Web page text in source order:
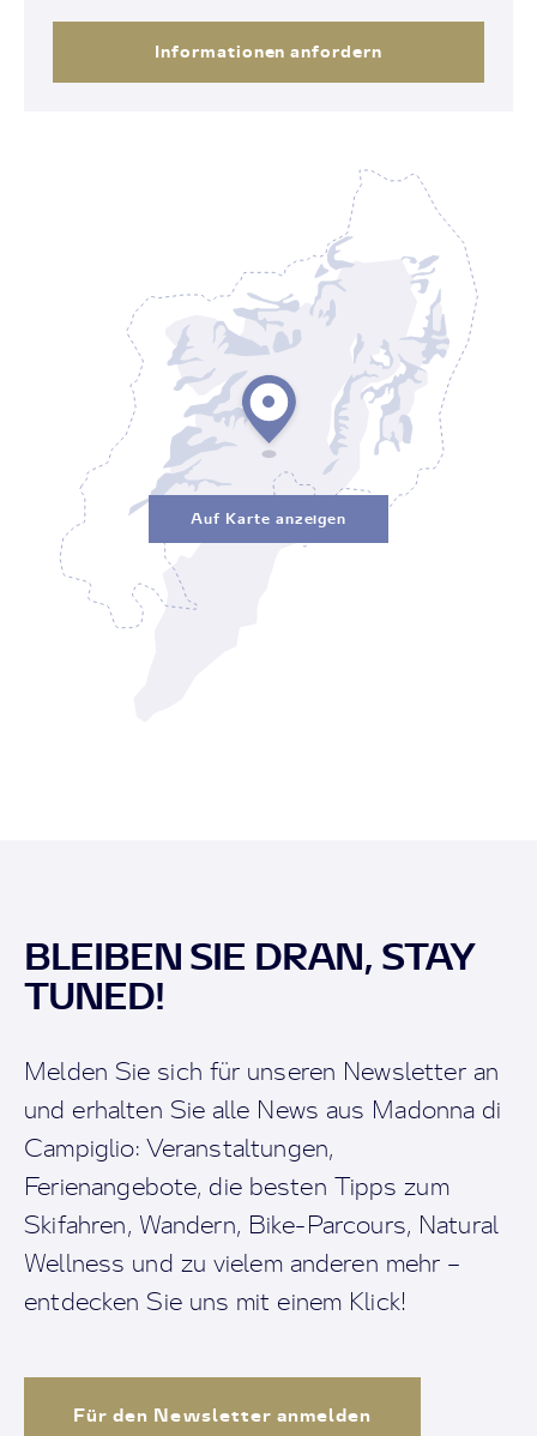
Informationen anfordern
Auf Karte anzeigen
BLEIBEN SIE DRAN, STAY
TUNED!
Melden Sie sich für unseren Newsletter an
und erhalten Sie alle News aus Madonna di
Campiglio: Veranstaltungen,
Ferienangebote, die besten Tipps zum
Skifahren, Wandern, Bike-Parcours, Natural
Wellness und zu vielem anderen mehr –
entdecken Sie uns mit einem Klick!
Für den Newsletter anmelden